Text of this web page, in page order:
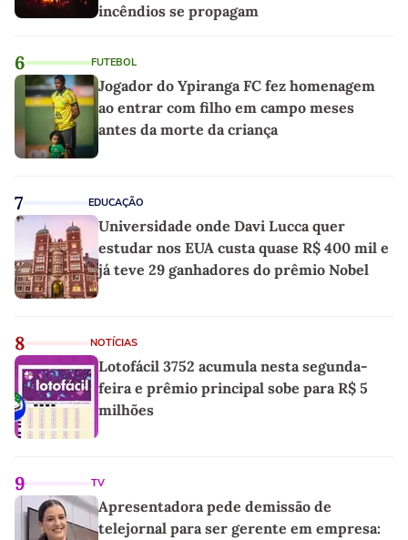
incêndios se propagam
6 FUTEBOL
Jogador do Ypiranga FC fez homenagem
ao entrar com filho em campo meses
antes da morte da criança
7 EDUCAÇÃO
Universidade onde Davi Lucca quer
estudar nos EUA custa quase R$ 400 mil e
já teve 29 ganhadores do prêmio Nobel
8 NOTÍCIAS
Lotofácil 3752 acumula nesta segunda-
feira e prêmio principal sobe para R$ 5
milhões
9 TV
Apresentadora pede demissão de
telejornal para ser gerente em empresa: